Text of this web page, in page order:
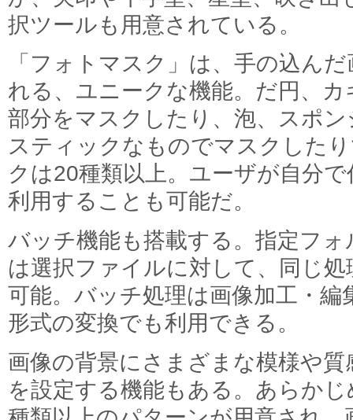
択ツールも用意されている。
「フォトマスク」は、手の込ん
れる、ユニークな機能。だ円、
部分をマスクしたり、泡、スポ
スティックなものでマスクした
クは20種類以上。ユーザが自分
利用することも可能だ。
バッチ機能も搭載する。指定フ
は選択ファイルに対して、同じ
可能。バッチ処理は画像加工・
形式の変換でも利用できる。
画像の背景にさまざまな模様や
を設定する機能もある。あらか